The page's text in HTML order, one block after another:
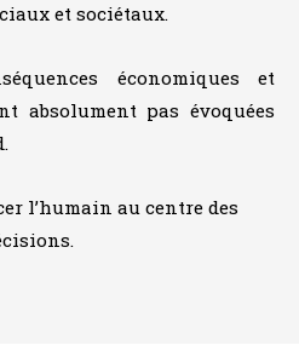
et sociétaux.
économiques et
absolument pas évoquées
l’humain au centre des